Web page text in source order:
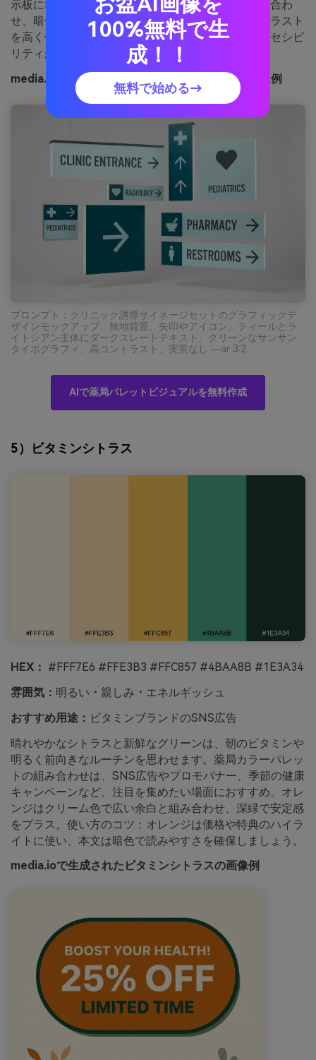
示板にぴったりです。明るいティールは淡い背景と合わ
せ、暗色は矢印や見出しに。使い方のコツ：コントラスト
を高く保ち、特に遠方から見る誘導ラベルではアクセシビ
リティが重要です。
media.ioで生成されたクリニカル・ティールの画像例
プロンプト：クリニック誘導サイネージセットのグラフィックデ
ザインモックアップ、無地背景、矢印やアイコン、ティールとラ
イトシアン主体にダークスレートテキスト、クリーンなサンサン
タイポグラフィ、高コントラスト、実景なし --ar 3:2
AIで薬局パレットビジュアルを無料作成
5）ビタミンシトラス
HEX： #FFF7E6 #FFE3B3 #FFC857 #4BAA8B #1E3A34
雰囲気： 明るい・親しみ・エネルギッシュ
おすすめ用途： ビタミンブランドのSNS広告
晴れやかなシトラスと新鮮なグリーンは、朝のビタミンや
明るく前向きなルーチンを思わせます。薬局カラーパレッ
トの組み合わせは、SNS広告やプロモバナー、季節の健康
キャンペーンなど、注目を集めたい場面におすすめ。オレ
ンジはクリーム色で広い余白と組み合わせ、深緑で安定感
をプラス。使い方のコツ：オレンジは価格や特典のハイラ
イトに使い、本文は暗色で読みやすさを確保しましょう。
media.ioで生成されたビタミンシトラスの画像例
100%無料で生
成！！
無料で始める→